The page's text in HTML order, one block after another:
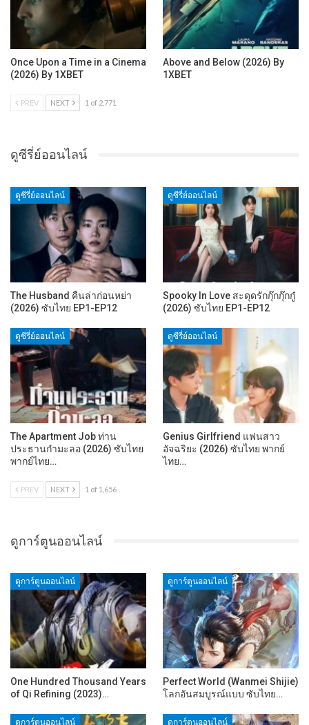
Once Upon a Time in a Cinema
(2026) By 1XBET
Above and Below (2026) By
1XBET
PREV NEXT 1 of 2,771
ดูซีรี่ย์ออนไลน์
ดูซีรี่ย์ออนไลน์
The Husband คืนล่าก่อนหย่า
(2026) ซับไทย EP1-EP12
ดูซีรี่ย์ออนไลน์
Spooky In Love สะดุดรักกุ๊กกุ๊กกู๋
(2026) ซับไทย EP1-EP12
ดูซีรี่ย์ออนไลน์
The Apartment Job ท่าน
ประธานกำมะลอ (2026) ซับไทย
พากย์ไทย…
ดูซีรี่ย์ออนไลน์
Genius Girlfriend แฟนสาว
อัจฉริยะ (2026) ซับไทย พากย์
ไทย…
PREV NEXT 1 of 1,656
ดูการ์ตูนออนไลน์
ดูการ์ตูนออนไลน์
One Hundred Thousand Years
of Qi Refining (2023)…
ดูการ์ตูนออนไลน์
Perfect World (Wanmei Shijie)
โลกอันสมบูรณ์แบบ ซับไทย…
ดูการ์ตูนออนไลน์ ดูการ์ตูนออนไลน์